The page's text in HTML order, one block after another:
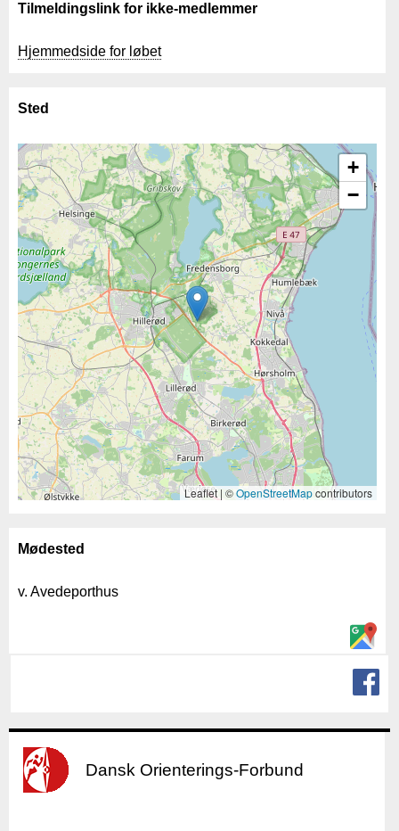
Tilmeldingslink for ikke-medlemmer
Hjemmedside for løbet
Sted
+
−
Leaflet | ©OpenStreetMapcontributors
Mødested
v. Avedeporthus
Dansk Orienterings-Forbund